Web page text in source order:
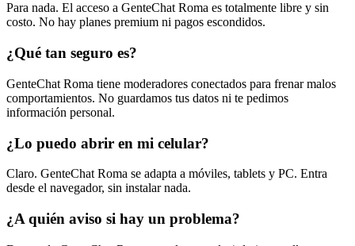
Para nada. El acceso a GenteChat Roma es totalmente libre y sin
costo. No hay planes premium ni pagos escondidos.
¿Qué tan seguro es?
GenteChat Roma tiene moderadores conectados para frenar malos
comportamientos. No guardamos tus datos ni te pedimos
información personal.
¿Lo puedo abrir en mi celular?
Claro. GenteChat Roma se adapta a móviles, tablets y PC. Entra
desde el navegador, sin instalar nada.
¿A quién aviso si hay un problema?